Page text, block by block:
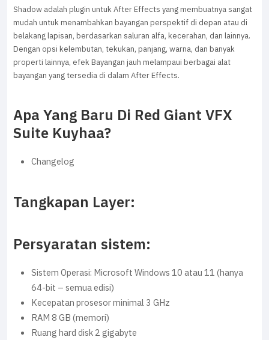
Shadow adalah plugin untuk After Effects yang membuatnya sangat
mudah untuk menambahkan bayangan perspektif di depan atau di
belakang lapisan, berdasarkan saluran alfa, kecerahan, dan lainnya.
Dengan opsi kelembutan, tekukan, panjang, warna, dan banyak
properti lainnya, efek Bayangan jauh melampaui berbagai alat
bayangan yang tersedia di dalam After Effects.
Apa Yang Baru Di Red Giant VFX
Suite Kuyhaa?
Changelog
Tangkapan Layer:
Persyaratan sistem:
Sistem Operasi: Microsoft Windows 10 atau 11 (hanya
64-bit – semua edisi)
Kecepatan prosesor minimal 3 GHz
RAM 8 GB (memori)
Ruang hard disk 2 gigabyte